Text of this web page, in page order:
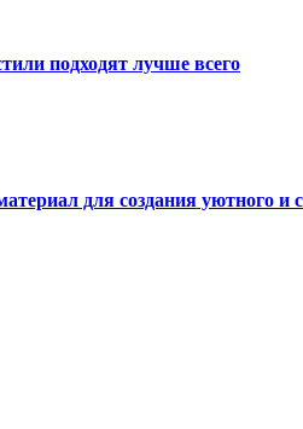
подходят лучше всего
для создания уютного и